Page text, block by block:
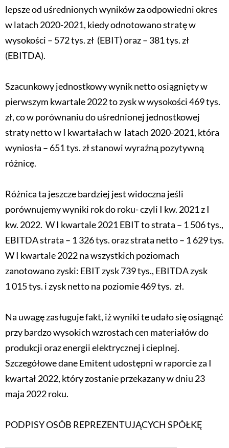
lepsze od uśrednionych wyników za odpowiedni okres
w latach 2020-2021, kiedy odnotowano stratę w
wysokości – 572 tys. zł (EBIT) oraz – 381 tys. zł
(EBITDA).
Szacunkowy jednostkowy wynik netto osiągnięty w
pierwszym kwartale 2022 to zysk w wysokości 469 tys.
zł, co w porównaniu do uśrednionej jednostkowej
straty netto w I kwartałach w latach 2020-2021, która
wyniosła – 651 tys. zł stanowi wyraźną pozytywną
różnicę.
Różnica ta jeszcze bardziej jest widoczna jeśli
porównujemy wyniki rok do roku- czyli I kw. 2021 z I
kw. 2022. W I kwartale 2021 EBIT to strata – 1 506 tys.,
EBITDA strata – 1 326 tys. oraz strata netto – 1 629 tys.
W I kwartale 2022 na wszystkich poziomach
zanotowano zyski: EBIT zysk 739 tys., EBITDA zysk
1 015 tys. i zysk netto na poziomie 469 tys. zł.
Na uwagę zasługuje fakt, iż wyniki te udało się osiągnąć
przy bardzo wysokich wzrostach cen materiałów do
produkcji oraz energii elektrycznej i cieplnej.
Szczegółowe dane Emitent udostępni w raporcie za I
kwartał 2022, który zostanie przekazany w dniu 23
maja 2022 roku.
PODPISY OSÓB REPREZENTUJĄCYCH SPÓŁKĘ